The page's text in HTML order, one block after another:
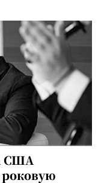
США
роковую